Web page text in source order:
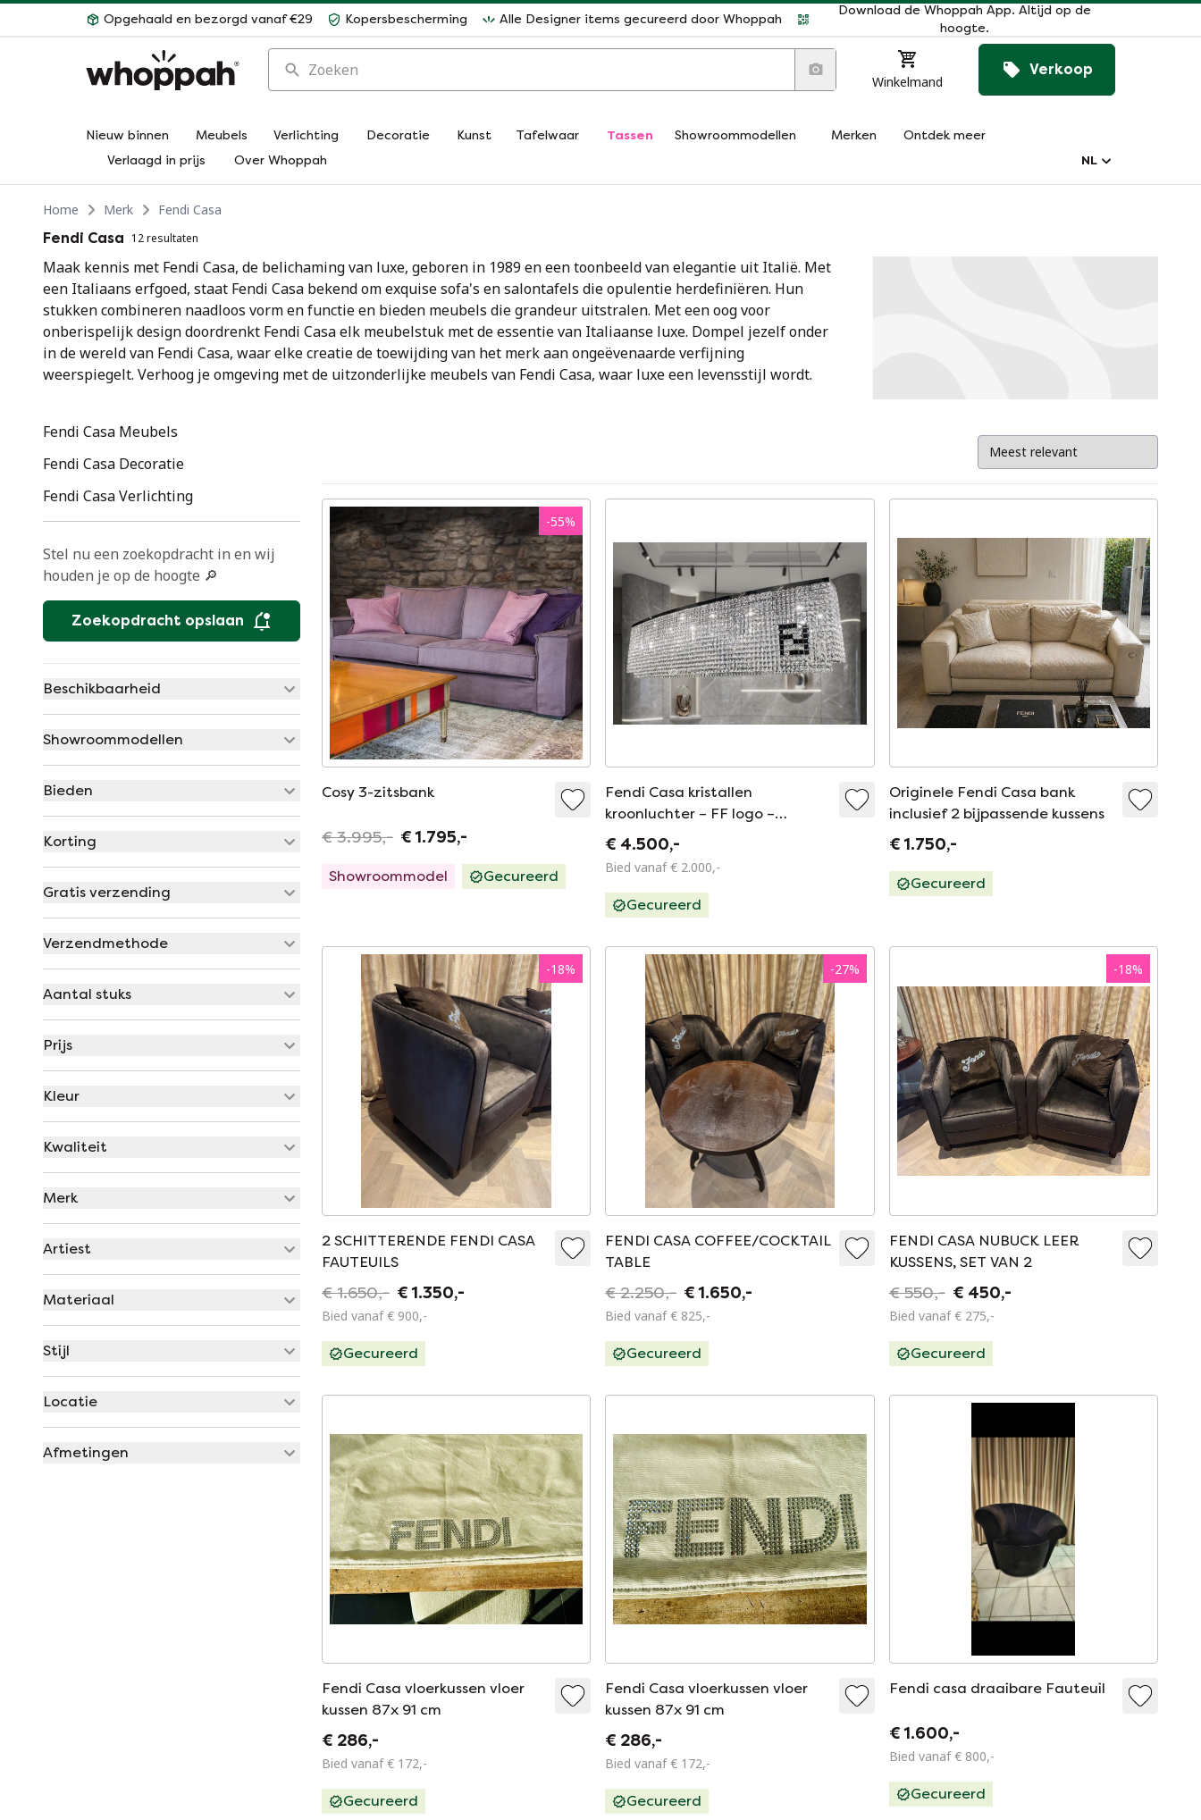
Opgehaald en bezorgd vanaf €29 Kopersbescherming Alle Designer items gecureerd door Whoppah
Download de Whoppah App. Altijd op de
hoogte.
Zoeken
Winkelmand
Verkoop
Nieuw binnen Meubels Verlichting Decoratie Kunst Tafelwaar Tassen Showroommodellen Merken
Ontdek meer
Verlaagd in prijs
Over Whoppah NL
Home Merk
Fendi Casa
Fendi Casa 12 resultaten
Maak kennis met Fendi Casa, de belichaming van luxe, geboren in 1989 en een toonbeeld van elegantie uit Italië. Met
een Italiaans erfgoed, staat Fendi Casa bekend om exquise sofa's en salontafels die opulentie herdefiniëren. Hun
stukken combineren naadloos vorm en functie en bieden meubels die grandeur uitstralen. Met een oog voor
onberispelijk design doordrenkt Fendi Casa elk meubelstuk met de essentie van Italiaanse luxe. Dompel jezelf onder
in de wereld van Fendi Casa, waar elke creatie de toewijding van het merk aan ongeëvenaarde verfijning
weerspiegelt. Verhoog je omgeving met de uitzonderlijke meubels van Fendi Casa, waar luxe een levensstijl wordt.
Fendi Casa Meubels
Fendi Casa Decoratie
Fendi Casa Verlichting
Stel nu een zoekopdracht in en wij
houden je op de hoogte 🔎
Zoekopdracht opslaan
Beschikbaarheid
Showroommodellen
Bieden
Korting
Gratis verzending
Verzendmethode
Aantal stuks
Prijs
Kleur
Kwaliteit
Merk
Artiest
Materiaal
Stijl
Locatie
Afmetingen
-55%
Cosy 3-zitsbank
€ 3.995,- € 1.795,-
Showroommodel Gecureerd
Fendi Casa kristallen
kroonluchter – FF logo –
exclusieve design hanglamp
€ 4.500,-
Bied vanaf € 2.000,-
Gecureerd
Originele Fendi Casa bank
inclusief 2 bijpassende kussens
€ 1.750,-
Gecureerd
-18%
2 SCHITTERENDE FENDI CASA
FAUTEUILS
€ 1.650,- € 1.350,-
Bied vanaf € 900,-
Gecureerd
-27%
FENDI CASA COFFEE/COCKTAIL
TABLE
€ 2.250,- € 1.650,-
Bied vanaf € 825,-
Gecureerd
-18%
FENDI CASA NUBUCK LEER
KUSSENS, SET VAN 2
€ 550,- € 450,-
Bied vanaf € 275,-
Gecureerd
Fendi Casa vloerkussen vloer
kussen 87x 91 cm
€ 286,-
Bied vanaf € 172,-
Gecureerd
Fendi Casa vloerkussen vloer
kussen 87x 91 cm
€ 286,-
Bied vanaf € 172,-
Gecureerd
Fendi casa draaibare Fauteuil
€ 1.600,-
Bied vanaf € 800,-
Gecureerd